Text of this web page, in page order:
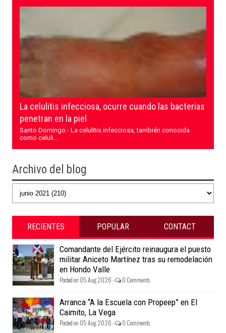
La celulitis infecciosa, ocurre cuando las bacterias
penetran en la piel
Santo Domingo.- La celulitis infecciosa, también conocida
como celuli...
Archivo del blog
RECIENTES POPULAR CONTACT
Comandante del Ejército reinaugura el puesto
militar Aniceto Martínez tras su remodelación
en Hondo Valle
Posted on 05 Aug 2026 - 0 Comments
Arranca “A la Escuela con Propeep” en El
Caimito, La Vega
Posted on 05 Aug 2026 - 0 Comments